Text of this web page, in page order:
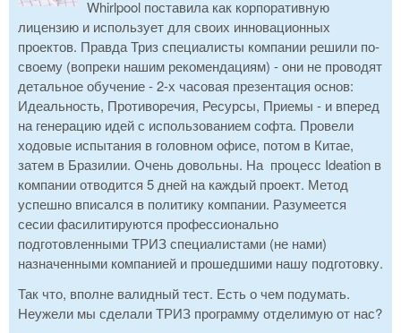
Whirlpool поставила как корпоративную
лицензию и использует для своих инновационных
проектов. Правда Триз специалисты компании решили по-
своему (вопреки нашим рекомендациям) - они не проводят
детальное обучение - 2-х часовая презентация основ:
Идеальность, Противоречия, Ресурсы, Приемы - и вперед
на генерацию идей с использованием софта. Провели
ходовые испытания в головном офисе, потом в Китае,
затем в Бразилии. Очень довольны. На процесс Ideation в
компании отводится 5 дней на каждый проект. Метод
успешно вписался в политику компании. Разумеется
сесии фасилитируются профессионально
подготовленными ТРИЗ специалистами (не нами)
назначенными компанией и прошедшими нашу подготовку.
Так что, вполне валидный тест. Есть о чем подумать.
Неужели мы сделали ТРИЗ программу отделимую от нас?